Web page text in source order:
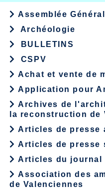
Assemblée
Archéologie
BULLETINS
CSPV
Achat et vente de
Application pour
Archives de
la reconstruction de
Articles de presse
Articles de presse
Articles du journal
Association des
de Valenciennes